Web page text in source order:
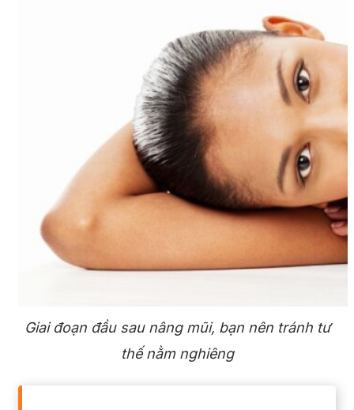
Giai đoạn đầu sau nâng mũi, bạn nên tránh tư
thế nằm nghiêng